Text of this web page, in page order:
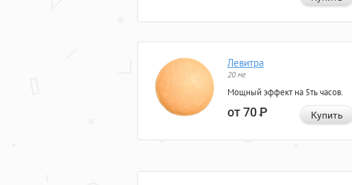
Левитра
20 мг
Мощный эффект на 5ть часов.
от 70Р Купить